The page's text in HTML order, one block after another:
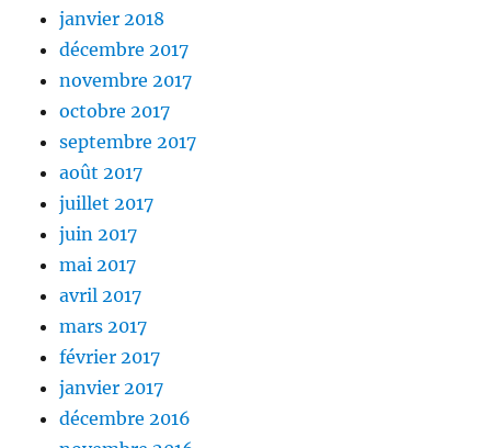
janvier 2018
décembre 2017
novembre 2017
octobre 2017
septembre 2017
août 2017
juillet 2017
juin 2017
mai 2017
avril 2017
mars 2017
février 2017
janvier 2017
décembre 2016